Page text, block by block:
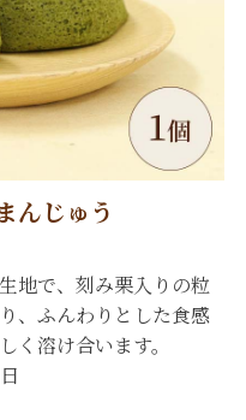
んじゅう
地で、刻み栗入りの粒
、ふんわりとした食感
く溶け合います。